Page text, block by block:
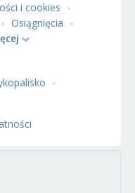
i cookies
Osiągnięcia